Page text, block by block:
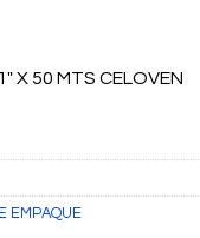
X 50 MTS CELOVEN
EMPAQUE